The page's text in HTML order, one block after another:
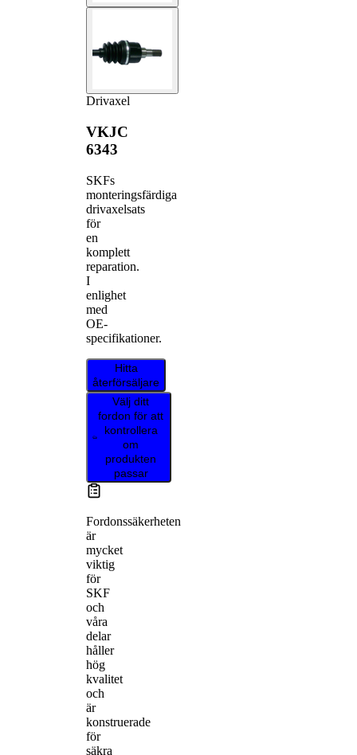
Drivaxel
VKJC
6343
SKFs
monteringsfärdiga
drivaxelsats
för
en
komplett
reparation.
I
enlighet
med
OE-
specifikationer.
Hitta
återförsäljare
Välj ditt
fordon för att
kontrollera
om
produkten
passar
Fordonssäkerheten
är
mycket
viktig
för
SKF
och
våra
delar
håller
hög
kvalitet
och
är
konstruerade
för
säkra